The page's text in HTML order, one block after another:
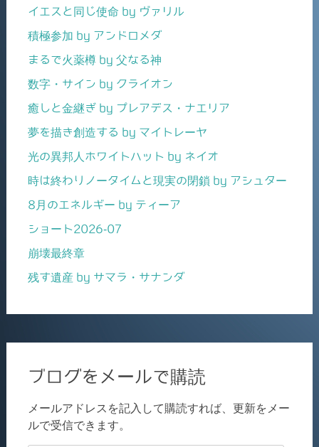
イエスと同じ使命 by ヴァリル
積極参加 by アンドロメダ
まるで火薬樽 by 父なる神
数字・サイン by クライオン
癒しと金継ぎ by プレアデス・ナエリア
夢を描き創造する by マイトレーヤ
光の異邦人ホワイトハット by ネイオ
時は終わりノータイムと現実の閉鎖 by アシュター
8月のエネルギー by ティーア
ショート2026-07
崩壊最終章
残す遺産 by サマラ・サナンダ
ブログをメールで購読
メールアドレスを記入して購読すれば、更新をメー
ルで受信できます。